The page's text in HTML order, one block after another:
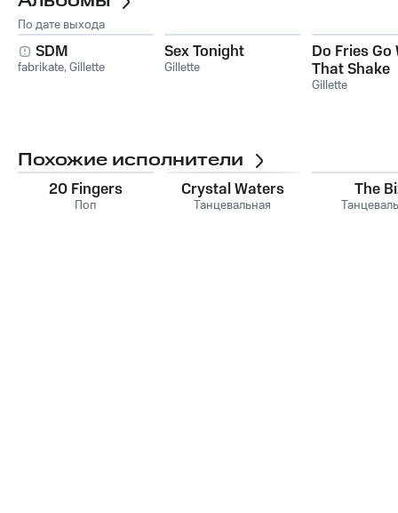
По дате выхода
SDM
fabrikate,Gillette
Sex Tonight
Gillette
Do Fries Go
That Shake
Gillette
Похожие исполнители
20 Fingers
Поп
Crystal Waters
Танцевальная
The